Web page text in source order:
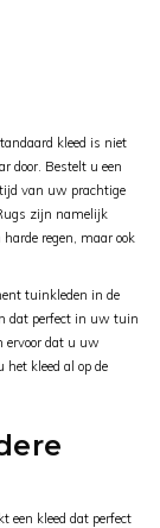
kleed is niet
door. Bestelt u een
van uw prachtige
zijn namelijk
regen, maar ook
tuinkleden in de
dat perfect in uw tuin
ervoor dat u uw
kleed al op de
een kleed dat perfect